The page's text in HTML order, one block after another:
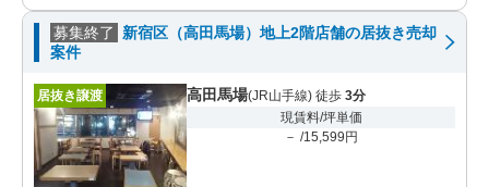
募集終了
新宿区（高田馬場）地上2階店舗の居抜き売却
案件
居抜き譲渡 高田馬場(JR山手線) 徒歩 3分
現賃料/坪単価
－ /15,599円